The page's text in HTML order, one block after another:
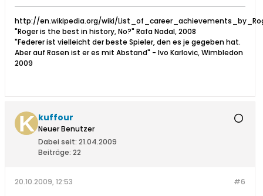
http://en.wikipedia.org/wiki/
"Roger is the best in history, No?" Rafa Nadal, 2008
"Federer ist vielleicht der beste Spieler, den es je gegeben hat.
Aber auf Rasen ist er es mit Abstand" - Ivo Karlovic, Wimbledon
2009
kuffour
Neuer Benutzer
Dabei seit: 21.04.2009
Beiträge: 22
#6
20.10.2009, 12:53